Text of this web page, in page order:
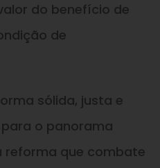
do benefício de
de
sólida, justa e
o panorama
reforma que combate